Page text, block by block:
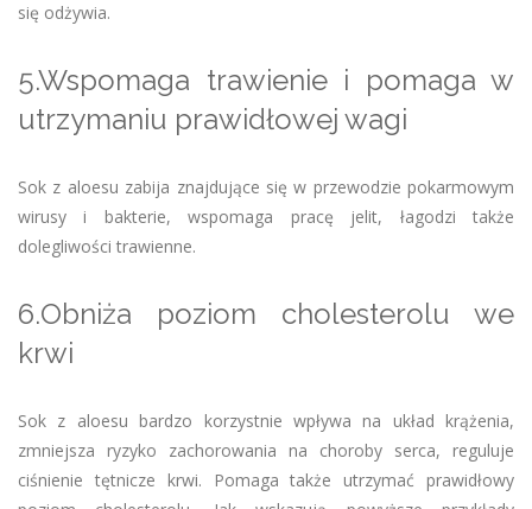
się odżywia.
5.Wspomaga trawienie i pomaga w
utrzymaniu prawidłowej wagi
Sok z aloesu zabija znajdujące się w przewodzie pokarmowym
wirusy i bakterie, wspomaga pracę jelit, łagodzi także
dolegliwości trawienne.
6.Obniża poziom cholesterolu we
krwi
Sok z aloesu bardzo korzystnie wpływa na układ krążenia,
zmniejsza ryzyko zachorowania na choroby serca, reguluje
ciśnienie tętnicze krwi. Pomaga także utrzymać prawidłowy